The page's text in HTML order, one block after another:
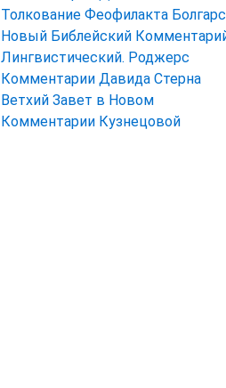
Толкование Феофилакта
Новый Библейский
Лингвистический. Роджерс
Комментарии Давида Стерна
Ветхий Завет в Новом
Комментарии Кузнецовой